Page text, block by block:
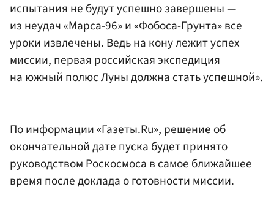
испытания не будут успешно завершены —
из неудач «Марса-96» и «Фобоса-Грунта» все
уроки извлечены. Ведь на кону лежит успех
миссии, первая российская экспедиция
на южный полюс Луны должна стать успешной».
По информации «Газеты.Ru», решение об
окончательной дате пуска будет принято
руководством Роскосмоса в самое ближайшее
время после доклада о готовности миссии.